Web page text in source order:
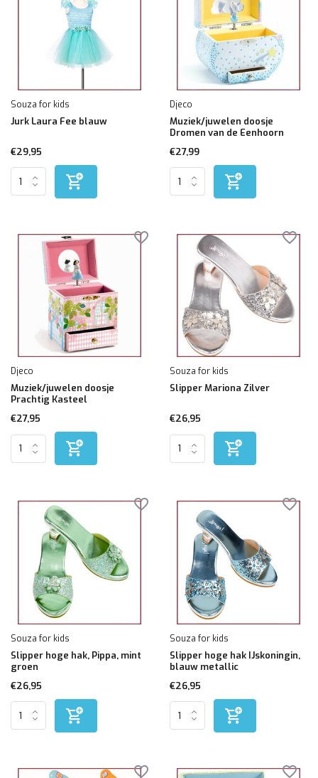
Souza for kids
Jurk Laura Fee blauw
€29,95
Djeco
Muziek/juwelen doosje
Dromen van de Eenhoorn
€27,99
Djeco
Muziek/juwelen doosje
Prachtig Kasteel
€27,95
Souza for kids
Slipper Mariona Zilver
€26,95
Souza for kids
Slipper hoge hak, Pippa, mint
groen
€26,95
Souza for kids
Slipper hoge hak IJskoningin,
blauw metallic
€26,95